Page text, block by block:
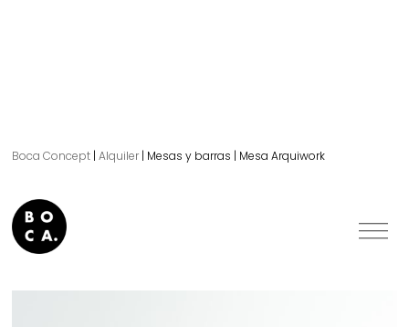
Boca Concept | Alquiler | Mesas y barras | Mesa Arquiwork
Mesa Arquiwork.